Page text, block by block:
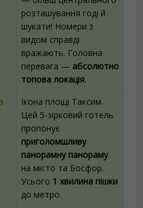
розташування годі й
шукати! Номери з
видом справді
вражають. Головна
перевага — абсолютно
топова локація.
Ікона площі Таксим.
Цей 5-зірковий готель
пропонує
приголомшливу
панорамну панораму
на місто та Босфор.
Усього 1 хвилина пішки
до метро.